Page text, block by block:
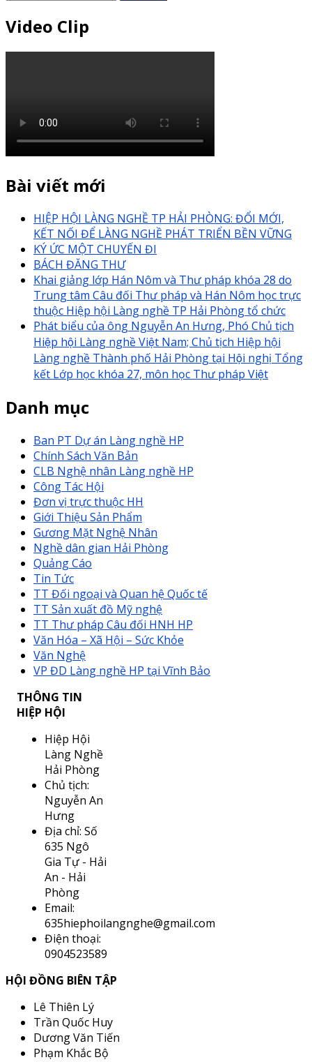
cho:
Video Clip
Bài viết mới
HIỆP HỘI LÀNG NGHỀ TP HẢI PHÒNG: ĐỔI MỚI,
KẾT NỐI ĐỂ LÀNG NGHỀ PHÁT TRIỂN BỀN VỮNG
KÝ ỨC MỘT CHUYẾN ĐI
BÁCH ĐĂNG THƯ
Khai giảng lớp Hán Nôm và Thư pháp khóa 28 do
Trung tâm Câu đối Thư pháp và Hán Nôm học trực
thuộc Hiệp hội Làng nghề TP Hải Phòng tổ chức
Phát biểu của ông Nguyễn An Hưng, Phó Chủ tịch
Hiệp hội Làng nghề Việt Nam; Chủ tịch Hiệp hội
Làng nghề Thành phố Hải Phòng tại Hội nghị Tổng
kết Lớp học khóa 27, môn học Thư pháp Việt
Danh mục
Ban PT Dự án Làng nghề HP
Chính Sách Văn Bản
CLB Nghệ nhân Làng nghề HP
Công Tác Hội
Đơn vị trực thuộc HH
Giới Thiệu Sản Phẩm
Gương Mặt Nghệ Nhân
Nghề dân gian Hải Phòng
Quảng Cáo
Tin Tức
TT Đối ngoại và Quan hệ Quốc tế
TT Sản xuất đồ Mỹ nghệ
TT Thư pháp Câu đối HNH HP
Văn Hóa – Xã Hội – Sức Khỏe
Văn Nghệ
VP ĐD Làng nghề HP tại Vĩnh Bảo
THÔNG TIN
HIỆP HỘI
Hiệp Hội
Làng Nghề
Hải Phòng
Chủ tịch:
Nguyễn An
Hưng
Địa chỉ: Số
635 Ngô
Gia Tự - Hải
An - Hải
Phòng
Email:
635hiephoilangnghe@gmail.com
Điện thoại:
0904523589
HỘI ĐỒNG BIÊN TẬP
Lê Thiên Lý
Trần Quốc Huy
Dương Văn Tiến
Phạm Khắc Bộ